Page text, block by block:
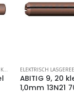
PRO ,
ELEKTRISCH
ABITIG 9, 20
1,0mm 13N21